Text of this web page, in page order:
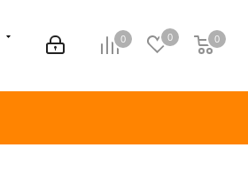
0 0 0
0